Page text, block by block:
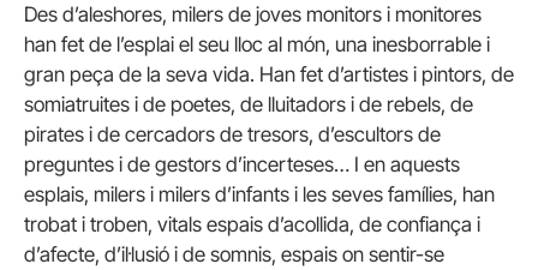
Des d’aleshores, milers de joves monitors i monitores
han fet de l’esplai el seu lloc al món, una inesborrable i
gran peça de la seva vida. Han fet d’artistes i pintors, de
somiatruites i de poetes, de lluitadors i de rebels, de
pirates i de cercadors de tresors, d’escultors de
preguntes i de gestors d’incerteses… I en aquests
esplais, milers i milers d’infants i les seves famílies, han
trobat i troben, vitals espais d’acollida, de confiança i
d’afecte, d’il·lusió i de somnis, espais on sentir-se